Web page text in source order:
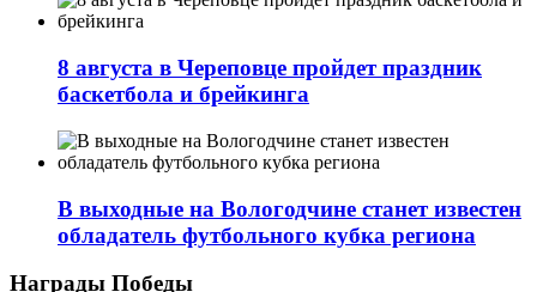
8 августа в Череповце пройдет праздник
баскетбола и брейкинга
В выходные на Вологодчине станет известен
обладатель футбольного кубка региона
Награды Победы